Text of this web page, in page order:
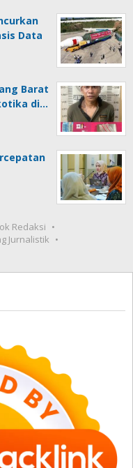
Data
Barat
di…
Redaksi
Jurnalistik